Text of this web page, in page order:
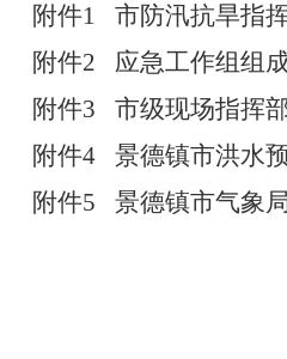
附件1 市防汛抗旱指
附件2 应急工作组组
附件3 市级现场指挥
附件4 景德镇市洪水
附件5 景德镇市气象